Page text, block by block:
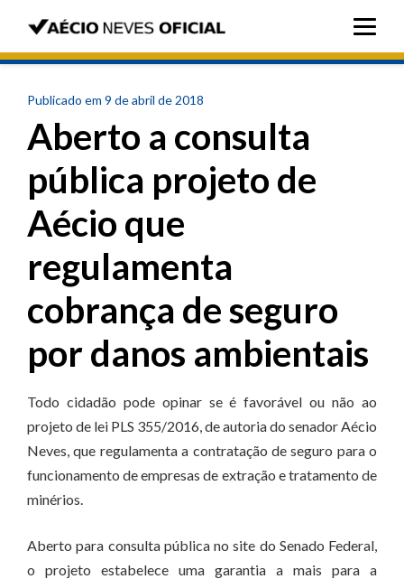
Publicado em 9 de abril de 2018
Aberto a consulta
pública projeto de
Aécio que
regulamenta
cobrança de seguro
por danos ambientais
Todo cidadão pode opinar se é favorável ou não ao
projeto de lei PLS 355/2016, de autoria do senador Aécio
Neves, que regulamenta a contratação de seguro para o
funcionamento de empresas de extração e tratamento de
minérios.
Aberto para consulta pública no site do Senado Federal,
o projeto estabelece uma garantia a mais para a